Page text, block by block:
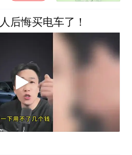
后悔买电车了！